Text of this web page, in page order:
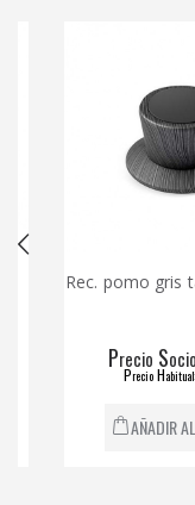
Rec. pomo gris
recioSocio:
recioHabitual:
AÑADIR AL